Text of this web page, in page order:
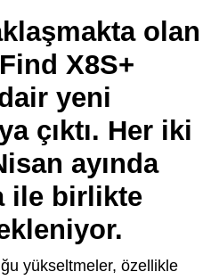
olan
X8S+
yeni
çıktı. Her iki
ayında
ile birlikte
yükseltmeler, özellikle